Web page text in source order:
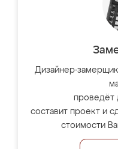
Дизайнер-
проведёт
составит проект и
стоимости